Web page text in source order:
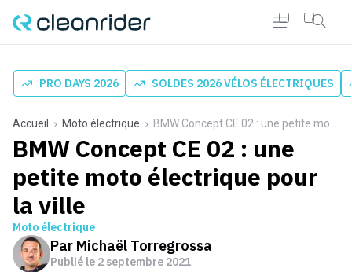
PRO DAYS 2026 SOLDES 2026 VÉLOS ÉLECTRIQUES
Accueil Moto électrique BMW Concept CE 02 : une petite moto électrique pour la ville
BMW Concept CE 02 : une
petite moto électrique pour
la ville
Moto électrique
Par Michaël Torregrossa
Publié le 2 septembre 2021